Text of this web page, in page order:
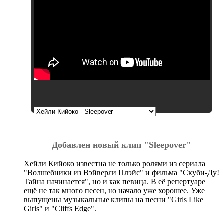
Добавлен новый клип "Sleepover"
Хейли Кийоко известна не только ролями из сериала
"Волшебники из Вэйверли Плэйс" и фильма "Скуби-Ду!
Тайна начинается", но и как певица. В её репертуаре
ещё не так много песен, но начало уже хорошее. Уже
выпущены музыкальные клипы на песни "Girls Like
Girls" и "Cliffs Edge".